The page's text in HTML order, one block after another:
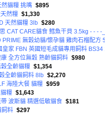
貓糧 挑嘴 $895
然糧 $1,330
天然貓糧 3lb $280
PRIME 無穀幼貓/懷孕貓 雞肉石榴配方
全方位無穀 熟齡貓飼料 $980
全齡貓糧 $1,354
全齡貓飼料 8lb $2,270
海陸大餐 貓糧 $959
糧 $1,643
波斯貓 精選低敏貓食 $181
飼料 $297